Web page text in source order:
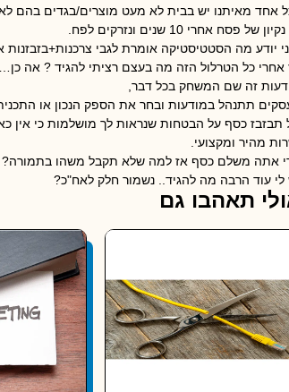
אחד מאיתנו יש בבית לא מעט מוצרים/בגדים בהם לא
של פסח אחרי 10 שנים ונזרקים לפח.
יודע מה הסטטיסטיקה אומרת לגבי
אחרי כל הטרלול הזה מה בעצם רציתי להגיד ? אה כן…
זה שם המשחק בכל דבר,
תתנהל במודעות ובחר את הספק הנכון או
תבזבז כסף על הבטחות שנראות לך מושלמות כי אין
מהיר ומקצועי.
אתה משלם כסף אז למה שלא תקבל משהו בתמורה?
לי עוד הרבה מה להגיד.. נשמור חלק לאח"כ?
תאהבו גם